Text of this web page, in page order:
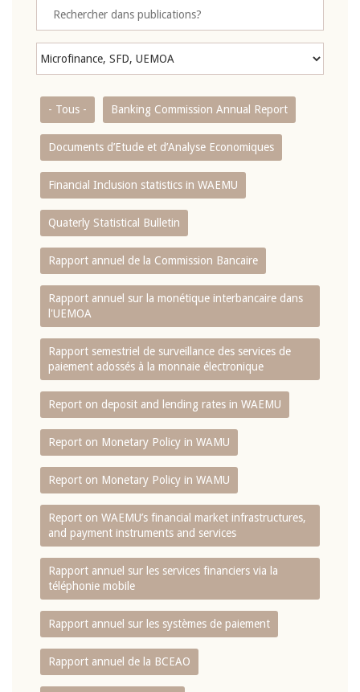
- Tous - Banking Commission Annual Report
Documents d’Etude et d’Analyse Economiques
Financial Inclusion statistics in WAEMU
Quaterly Statistical Bulletin
Rapport annuel de la Commission Bancaire
Rapport annuel sur la monétique interbancaire dans
l'UEMOA
Rapport semestriel de surveillance des services de
paiement adossés à la monnaie électronique
Report on deposit and lending rates in WAEMU
Report on Monetary Policy in WAMU
Report on Monetary Policy in WAMU
Report on WAEMU’s financial market infrastructures,
and payment instruments and services
Rapport annuel sur les services financiers via la
téléphonie mobile
Rapport annuel sur les systèmes de paiement
Rapport annuel de la BCEAO